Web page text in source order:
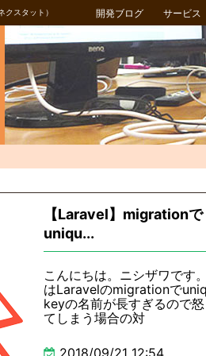
スタット） 開発ブログ サービス
【Laravel】migrationで
uniqu...
こんにちは。ニシザワです
はLaravelのmigrationで
keyの名前が長すぎるので
てしまう場合の対
2018/09/21 12:54